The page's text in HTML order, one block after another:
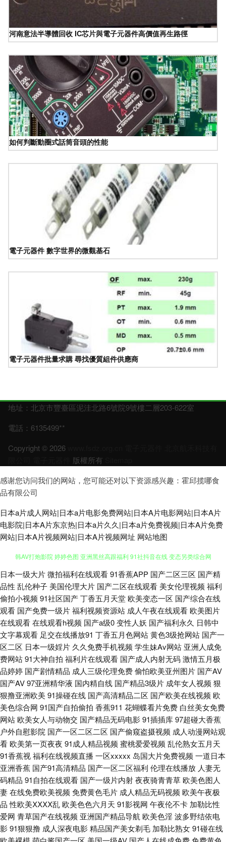
河南意法半導體回收 IC芯片與電子元器件高價值再生路徑
如何判斷動圈式話筒音頭的性能
電子元器件 數字世界的微觀基石
電子元器件批量求購 尋找優質組件供應商
地址：北京市豐臺區泥洼北路6號院9號樓二層203-622室
電話：6135499**
Copyright © 2026
版權所有
感谢您访问我们的网站，您可能还对以下资源感兴趣：霍邱揽哪食
品有限公司
日本a片成人网站|日本a片电影免费网站|日本A片电影网站|日本A片
电影院|日本A片东京热|日本a片久久|日本a片免费视频|日本A片免费
网站|日本A片视频网站|日本A片视频网址 网站地图
91午夜在 天美免费mv 国产一起色 久久香蕉精品产品 欧美大香蕉三免费 日
韩AV打炮影院 婷婷色图 亚洲黑丝高跟福利 91社抖音在线 变态另类综合网
黄色激情久久 欧美人妻BBw 五月花A片 91白丝秘 草草黄色在线 国产91探花
韩日有码 美女AA片 欧洲精品永久入口 熟女91视频 午夜久久公司 亚洲综合
28p 91字慕网 大香蕉福利网 国产嫩草影院久久 九一蜜桃出品 亚洲激情视频
小说 美女打炮网站 日本老熟女HD 尤物网成人 99热8 黄色网网址 国产日韩
九九 国产精品丝袜 伊人99大香蕉 97久久超碰 草莓视频COP 国产精品国产
精品 黄色亚洲网站 欧美成人免费 人人摸97 探花电影 亚洲天堂午夜剧场 91
网站女看 av久色 成人剧场小视d 国产影院 黄色爽片 久草作爱 欧美第一浮力
影院 欧洲精品区 先锋资源成人av 91高跟白丝入口 www超碰97 超碰在线人
网播放 国产盗摄一二三区 久久导航色色 欧洲精品伦 瑟瑟视屏 亚洲男人影院
日本一级大片微拍福利在线观看91香蕉APP 国产二区三区 国产精
品性 乱伦种子 美国伦理大片 国产二区在线观看 美女伦理视频 福利
偷拍小视频 91社区国产丁香五月天堂 欧美变态一区 国产综合在线
观看 国产免费一级片福利视频资源站 成人午夜在线观看 欧美图片
在线观看在线观看h视频 国产a级0变性人妖 国产福利永久 日韩中
文字幕观看 足交在线播放91 丁香五月色网站黄色3级抢网站 国产一
区二区 日本一级婬片 久久免费手机视频 学生妹Av网站 亚洲人成免
费网站91大神自拍 福利片在线观看 国产成人内射无码激情五月极
品婷婷 国产剧情精品 成人三级伦理免费偷怕欧美亚州图片 国产AV
国产AV97亚洲精华液 国内精自线 国产精品3级片 成年女人视频 狠
狠撸亚洲欧美91操碰在线 国产高清精品二区 国产欧美在线视频 欧
美色综合网 91国产自拍偷拍 香蕉911 花蝴蝶看片免费 白丝美女免费
网站 欧美女人与动物交 国产精品无码电影91插插库97超碰大香蕉
户外自慰影院 国产一区二区二区 国产偷窥盗摄视频 成人动漫网站观
看 欧美第一页夜夜 91成人精品视频 蜜桃爱爱视频 乱伦熟女五月天
91香蕉视福利在线视频直播 一区xxxxx 岛国大片免费视频 一道日本
亚洲香蕉 国产91高清精品 国产一区二区福利 伦理在线播放 人妻无
码精品 91自拍在线观看 国产一级片内射夜夜骑青青草 欧美色图人
妻在线免费欧美视频 免费黄色毛片 成人精品无码视频 欧美午夜极
品 性欧美ⅩⅩⅩⅩ乱 欧美色色六月天 91影视网 午夜伦不卡 加勒比性
爱网 青草国产在线视频 亚洲国产精品导航 欧美色淫波多野结依电
影91狠狠撸 成人深夜电影精品国产美女剃毛 加勒比熟女91碰在线